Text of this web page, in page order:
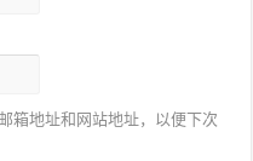
箱地址和网站地址，以便下次